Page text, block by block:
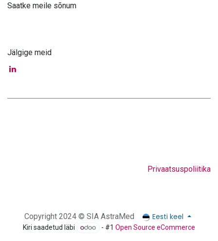
Saatke meile sõnum
Jälgige meid
Privaatsuspoliitika
Copyright 2024 © SIA AstraMed Eesti keel
Kiri saadetud läbi - #1Open Source eCommerce